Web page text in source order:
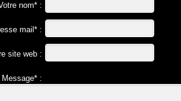
nom* :
mail* :
site web :
Message* :